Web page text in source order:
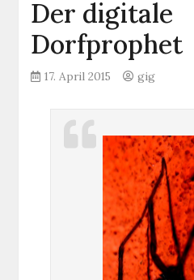
Der digitale
Dorfprophet
17. April 2015 gig